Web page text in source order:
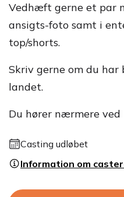
Vedhæft gerne et par
ansigts-foto samt i
top/shorts.
Skriv gerne om du har
landet.
Du hører nærmere ved
Casting udløbet
Information om